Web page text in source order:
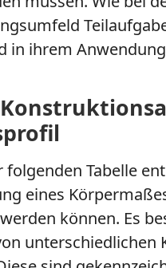
in ihrem
folgenden Tabelle
eines
können. Es
unterschiedlichen